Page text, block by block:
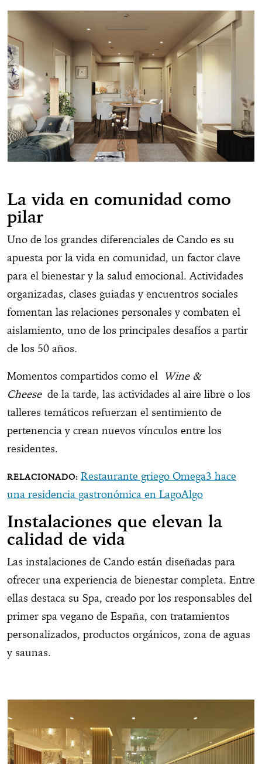
La vida en comunidad como
pilar
Uno de los grandes diferenciales de Cando es su
apuesta por la vida en comunidad, un factor clave
para el bienestar y la salud emocional. Actividades
organizadas, clases guiadas y encuentros sociales
fomentan las relaciones personales y combaten el
aislamiento, uno de los principales desafíos a partir
de los 50 años.
Momentos compartidos como el Wine &
Cheesede la tarde, las actividades al aire libre o los
talleres temáticos refuerzan el sentimiento de
pertenencia y crean nuevos vínculos entre los
residentes.
Restaurante griego Omega3 hace
una residencia gastronómica en LagoAlgo
Instalaciones que elevan la
calidad de vida
Las instalaciones de Cando están diseñadas para
ofrecer una experiencia de bienestar completa. Entre
ellas destaca su Spa, creado por los responsables del
primer spa vegano de España, con tratamientos
personalizados, productos orgánicos, zona de aguas
y saunas.